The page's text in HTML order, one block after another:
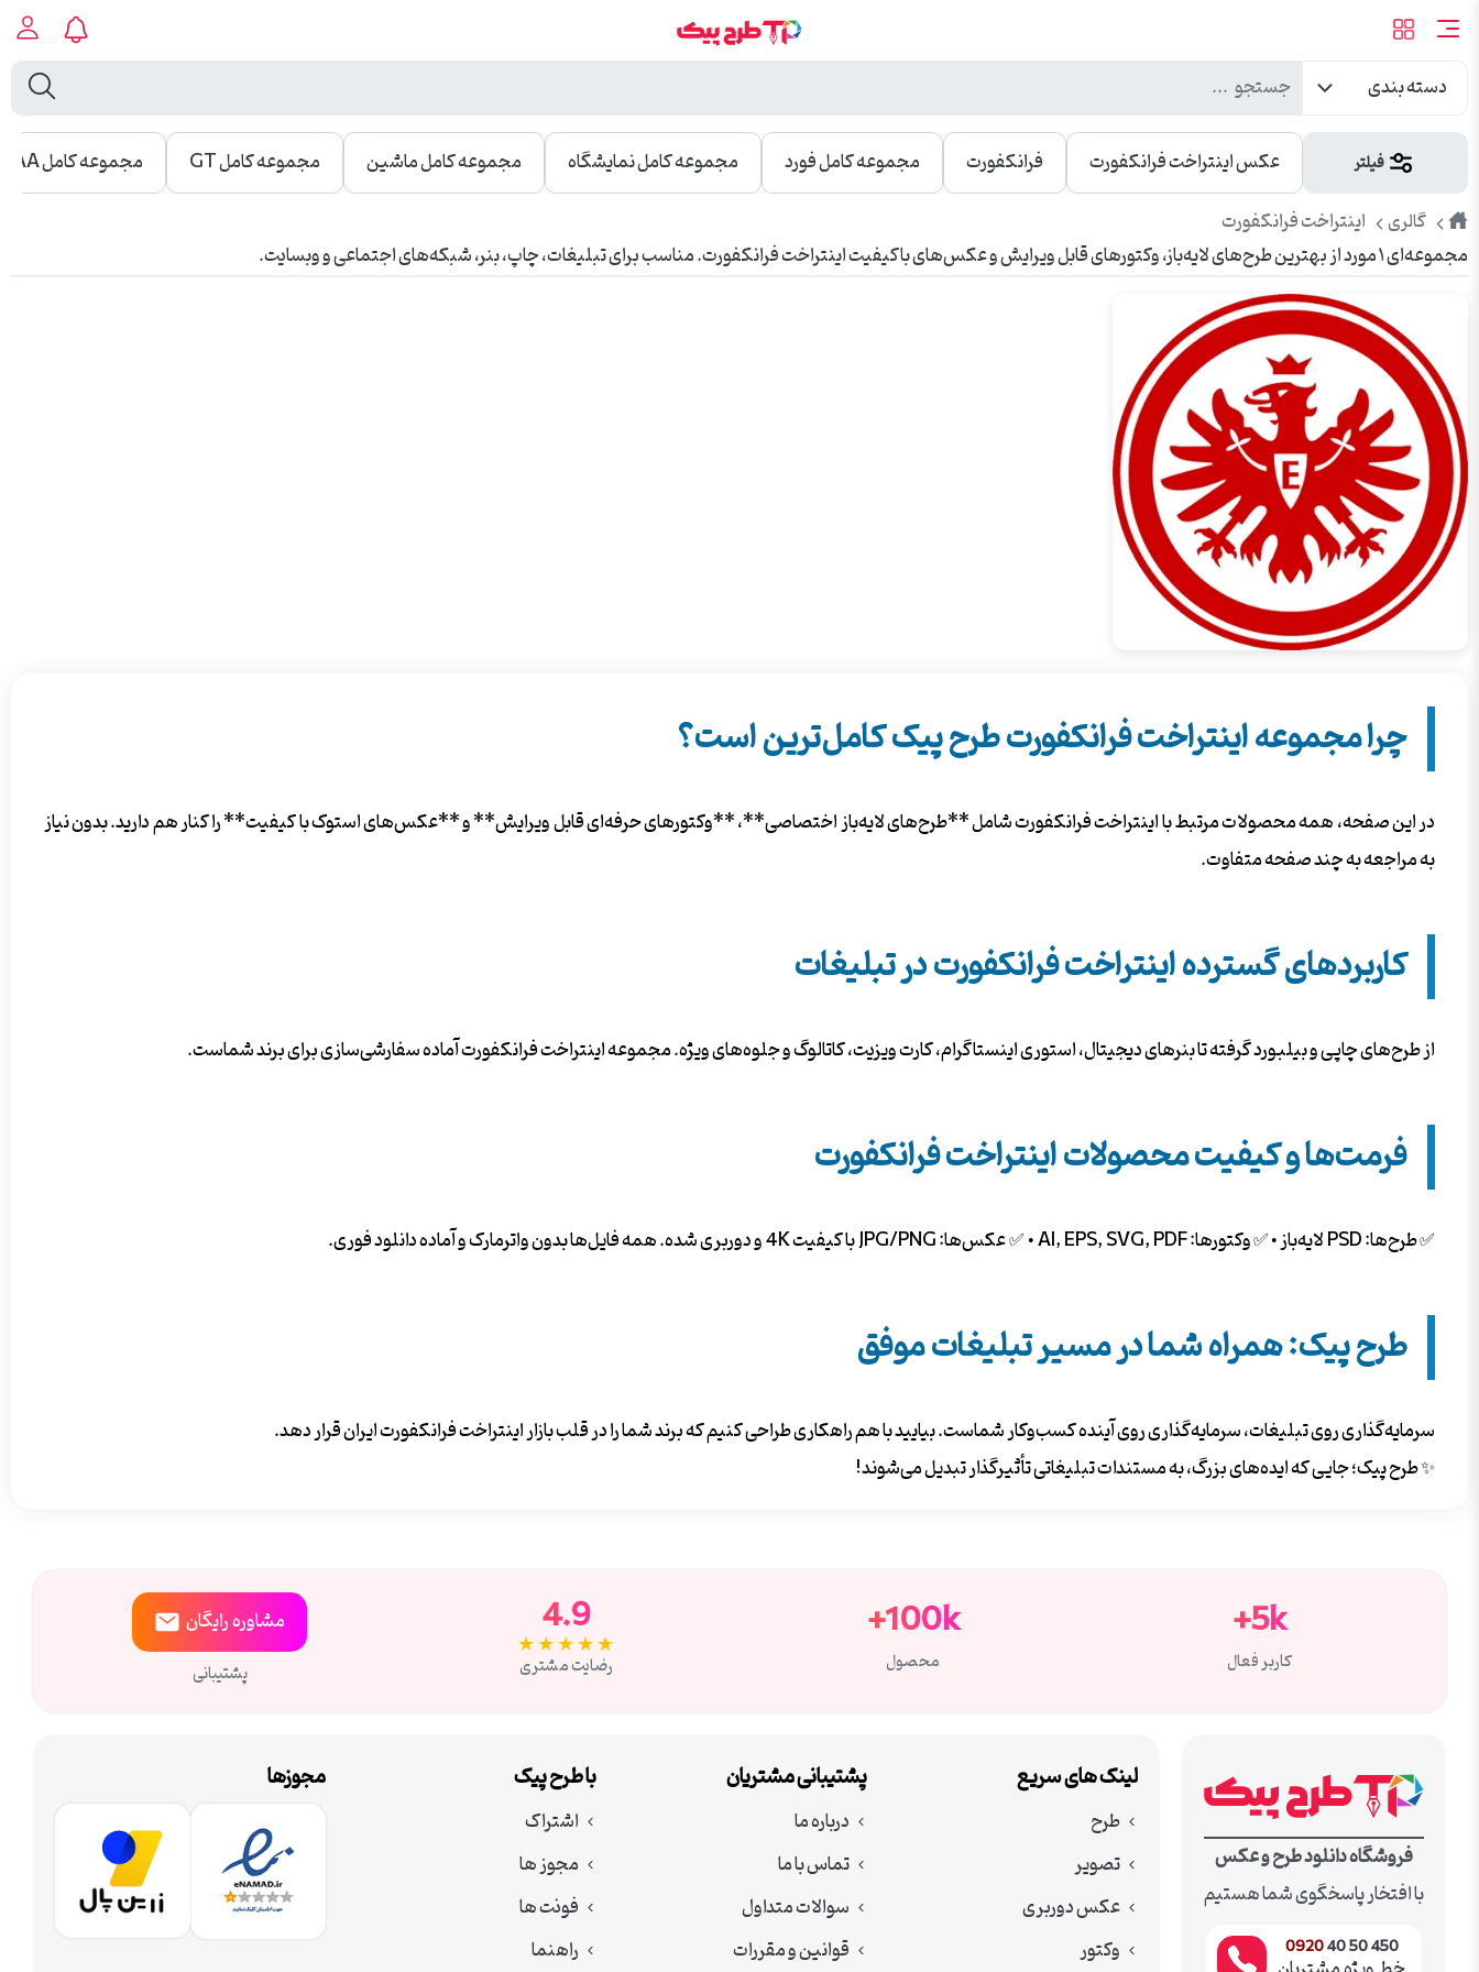
دسته بندی
فیلتر عکس اینتراخت فرانکفورت فرانکفورت مجموعه کامل فورد مجموعه کامل نمایشگاه مجموعه کامل ماشین مجموعه کامل GT مجموعه کامل IAA
طرح
پیک
گالری
اینتراخت فرانکفورت
مجموعه‌ای ۱ مورد از بهترین طرح‌های لایه‌باز، وکتورهای قابل ویرایش و عکس‌های باکیفیت اینتراخت فرانکفورت. مناسب برای تبلیغات، چاپ، بنر، شبکه‌های اجتماعی و وبسایت.
چرا مجموعه اینتراخت فرانکفورت طرح پیک کامل‌ترین است؟
در این صفحه، همه محصولات مرتبط با اینتراخت فرانکفورت شامل **طرح‌های لایه‌باز اختصاصی**، **وکتورهای حرفه‌ای قابل ویرایش** و **عکس‌های استوک با کیفیت** را کنار هم دارید. بدون نیاز
به مراجعه به چند صفحه متفاوت.
کاربردهای گسترده اینتراخت فرانکفورت در تبلیغات
از طرح‌های چاپی و بیلبورد گرفته تا بنرهای دیجیتال، استوری اینستاگرام، کارت ویزیت، کاتالوگ و جلوه‌های ویژه. مجموعه اینتراخت فرانکفورت آماده سفارشی‌سازی برای برند شماست.
فرمت‌ها و کیفیت محصولات اینتراخت فرانکفورت
✅ طرح‌ها: PSD لایه‌باز • ✅ وکتورها: AI, EPS, SVG, PDF • ✅ عکس‌ها: JPG/PNG با کیفیت 4K و دوربری شده. همه فایل‌ها بدون واترمارک و آماده دانلود فوری.
طرح پیک: همراه شما در مسیر تبلیغات موفق
سرمایه‌گذاری روی تبلیغات، سرمایه‌گذاری روی آینده کسب‌وکار شماست. بیایید با هم راهکاری طراحی کنیم که برند شما را در قلب بازار اینتراخت فرانکفورت ایران قرار دهد.
✨ طرح پیک؛ جایی که ایده‌های بزرگ، به مستندات تبلیغاتی تأثیرگذار تبدیل می‌شوند!
5k+
کاربر فعال
100k+
محصول
4.9
★★★★★
رضایت مشتری
مشاورهرایگان
پشتیبانی
فروشگاه دانلود طرح و عکس
با افتخار پاسخگوی شما هستیم
450 50 40
0920
لینک های سریع
طرح
تصویر
عکس دوربری
وکتور
پشتیبانی مشتریان
درباره ما
تماس با ما
سوالات متداول
قوانین و مقررات
با طرح پیک
اشتراک
مجوز ها
فونت ها
راهنما
مجوزها